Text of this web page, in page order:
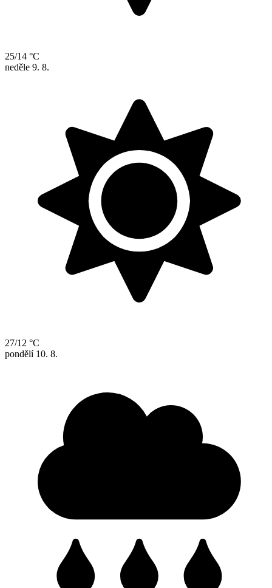
25/14 °C
neděle 9. 8.
27/12 °C
pondělí 10. 8.